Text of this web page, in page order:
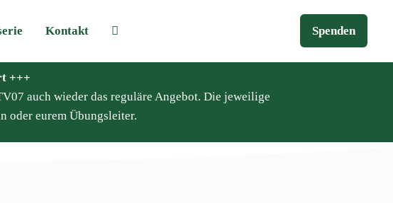
Kontakt Spenden
+++
auch wieder das reguläre Angebot. Die jeweilige
oder eurem Übungsleiter.